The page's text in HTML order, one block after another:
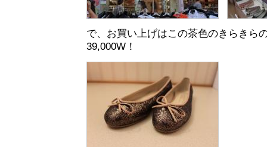
で、お買い上げはこの茶色のきらきら
39,000W！